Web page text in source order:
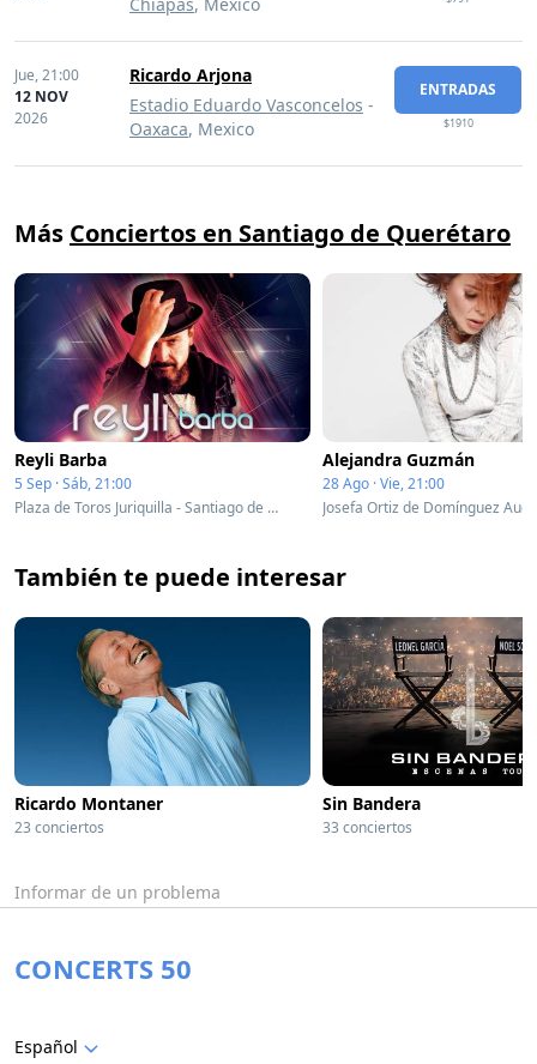
Jue,21:00
12 NOV
2026
Ricardo Arjona
Estadio Eduardo Vasconcelos -
Oaxaca, Mexico
ENTRADAS
$1910
Más Conciertos en Santiago de Querétaro
Reyli Barba
5 Sep · Sáb, 21:00
Plaza de Toros Juriquilla - Santiago de Querétaro, Mexico
Alejandra Guzmán
28 Ago · Vie, 21:00
También te puede interesar
Ricardo Montaner
23 conciertos
Sin Bandera
33 conciertos
Informar de un problema
CONCERTS 50
Español